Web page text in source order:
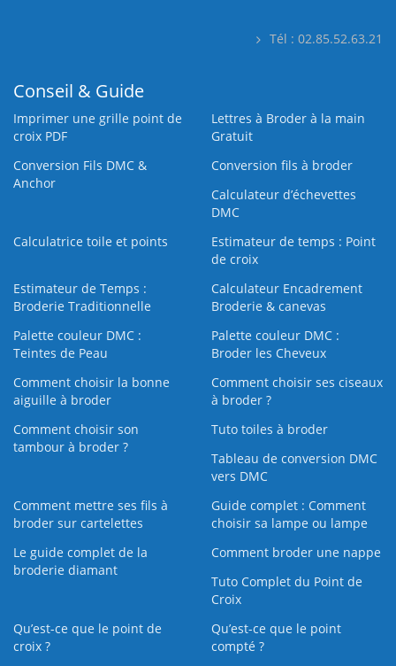
Tél : 02.85.52.63.21
Conseil & Guide
Imprimer une grille point de
croix PDF
Lettres à Broder à la main
Gratuit
Conversion Fils DMC &
Anchor
Conversion fils à broder
Calculateur d’échevettes
DMC
Calculatrice toile et points
Estimateur de temps : Point
de croix
Estimateur de Temps :
Broderie Traditionnelle
Calculateur Encadrement
Broderie & canevas
Palette couleur DMC :
Teintes de Peau
Palette couleur DMC :
Broder les Cheveux
Comment choisir la bonne
aiguille à broder
Comment choisir ses ciseaux
à broder ?
Comment choisir son
tambour à broder ?
Tuto toiles à broder
Tableau de conversion DMC
vers DMC
Comment mettre ses fils à
broder sur cartelettes
Guide complet : Comment
choisir sa lampe ou lampe
Le guide complet de la
broderie diamant
Comment broder une nappe
Tuto Complet du Point de
Croix
Qu’est-ce que le point de
croix ?
Qu’est-ce que le point
compté ?